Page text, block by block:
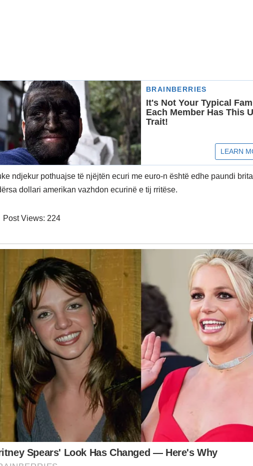
ndjekur pothuajse të njëjtën ecuri me euro-n është edhe paundi
dollari amerikan vazhdon ecurinë e tij rritëse.
Post Views: 224